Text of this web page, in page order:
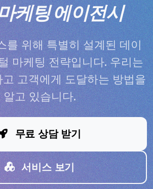
케팅 에이전시
를 위해 특별히 설계된 데이
마케팅 전략입니다. 우리는
고객에게 도달하는 방법을
알고 있습니다.
무료 상담 받기
서비스 보기